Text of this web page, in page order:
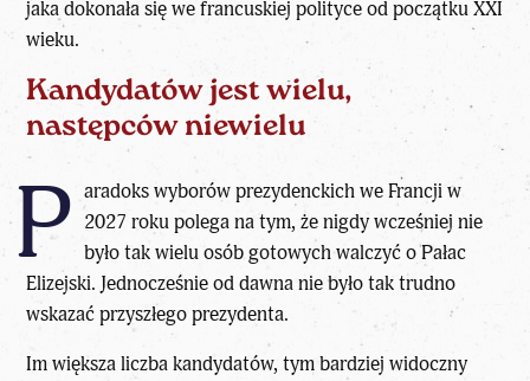
jaka dokonała się we francuskiej polityce od początku XXI
wieku.
Kandydatów jest wielu,
następców niewielu
P aradoks wyborów prezydenckich we Francji w
2027 roku polega na tym, że nigdy wcześniej nie
było tak wielu osób gotowych walczyć o Pałac
Elizejski. Jednocześnie od dawna nie było tak trudno
wskazać przyszłego prezydenta.
Im większa liczba kandydatów, tym bardziej widoczny